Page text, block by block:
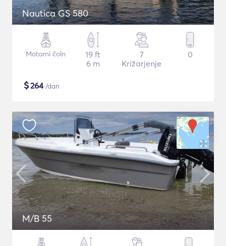
Nautica GS 580
Motorni čoln
19 ft
6 m
7
Križarjenje
0
$264/dan
M/B 55